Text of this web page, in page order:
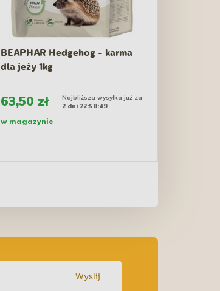
BEAPHAR Hedgehog - karma
dla jeży 1kg
63,50 zł
Najbliższa wysyłka już za
2 dni 22:58:48
w magazynie
Wyślij